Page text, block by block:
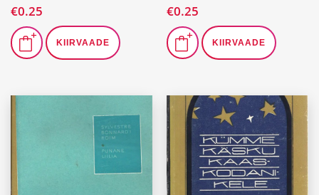
€0.25
KIIRVAADE
€0.25
KIIRVAADE